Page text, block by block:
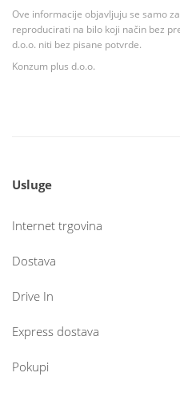
Ove informacije objavljuju se samo
reproducirati na bilo koji način bez
d.o.o. niti bez pisane potvrde.
Konzum plus d.o.o.
Usluge
Internet trgovina
Dostava
Drive In
Express dostava
Pokupi